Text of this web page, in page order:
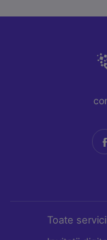
Toate
ului. Includ
interacționezi
Folosim